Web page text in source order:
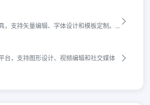
，支持矢量编辑、字体设计和模板定制。...
台，支持图形设计、视频编辑和社交媒体